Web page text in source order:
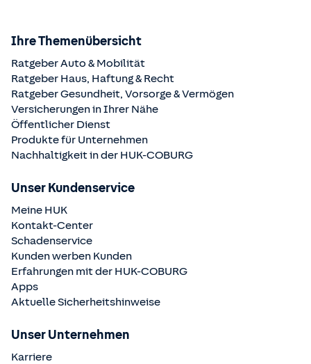
Ihre Themenübersicht
Ratgeber Auto & Mobilität
Ratgeber Haus, Haftung & Recht
Ratgeber Gesundheit, Vorsorge & Vermögen
Versicherungen in Ihrer Nähe
Öffentlicher Dienst
Produkte für Unternehmen
Nachhaltigkeit in der HUK-COBURG
Unser Kundenservice
Meine HUK
Kontakt-Center
Schadenservice
Kunden werben Kunden
Erfahrungen mit der HUK-COBURG
Apps
Aktuelle Sicherheitshinweise
Unser Unternehmen
Karriere